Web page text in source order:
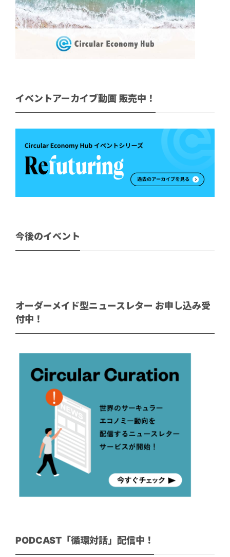
イベントアーカイブ動画 販売中！
今後のイベント
オーダーメイド型ニュースレター お申し込み受
付中！
PODCAST「循環対話」配信中！